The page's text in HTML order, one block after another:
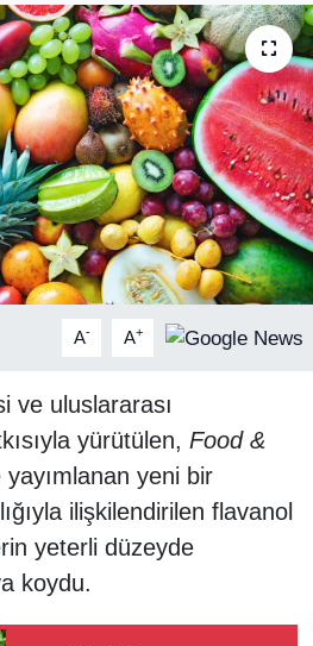
A- A+
ve uluslararası
yürütülen, Food &
yeni bir
ilişkilendirilen flavanol
yeterli düzeyde
koydu.